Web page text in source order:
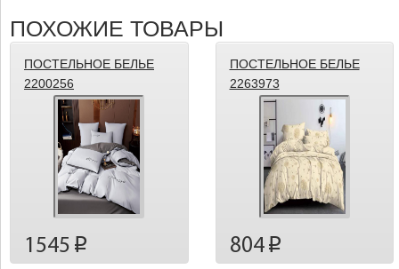
ПОХОЖИЕ ТОВАРЫ
ПОСТЕЛЬНОЕ БЕЛЬЕ
2200256
1545 p
ПОСТЕЛЬНОЕ БЕЛЬЕ
2263973
804p